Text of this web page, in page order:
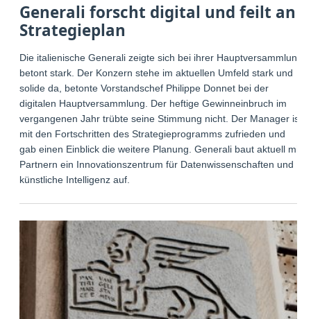
Generali forscht digital und feilt an
Strategieplan
Die italienische Generali zeigte sich bei ihrer Hauptversammlung
betont stark. Der Konzern stehe im aktuellen Umfeld stark und
solide da, betonte Vorstandschef Philippe Donnet bei der
digitalen Hauptversammlung. Der heftige Gewinneinbruch im
vergangenen Jahr trübte seine Stimmung nicht. Der Manager ist
mit den Fortschritten des Strategieprogramms zufrieden und
gab einen Einblick die weitere Planung. Generali baut aktuell mit
Partnern ein Innovationszentrum für Datenwissenschaften und
künstliche Intelligenz auf.